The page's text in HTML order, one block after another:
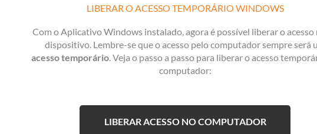
LIBERAR O ACESSO TEMPORÁRIO WINDOWS
Com o Aplicativo Windows instalado, agora é possível liberar o acesso
dispositivo. Lembre-se que o acesso pelo computador sempre será
acesso temporário. Veja o passo a passo para liberar o acesso
computador:
LIBERAR ACESSO NO COMPUTADOR